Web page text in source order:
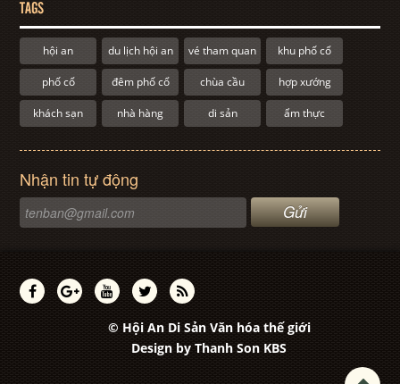
TAGS
hội an du lịch hội an vé tham quan khu phố cổ
phố cổ đêm phố cổ chùa cầu hợp xướng
khách sạn nhà hàng di sản ẩm thực
Nhận tin tự động
© Hội An Di Sản Văn hóa thế giới
Design by Thanh Son KBS